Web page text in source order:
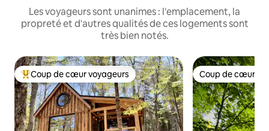
Les voyageurs sont unanimes : l'emplacement, la
propreté et d'autres qualités de ces logements sont
très bien notés.
Coup de cœur voyageurs parmi les plus aimés
Coup de cœur voyageurs Coup de cœur
Coup de cœur